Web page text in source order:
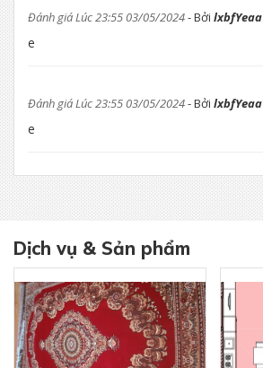
Đánh giá Lúc 23:55 03/05/2024- Bởi lxbfYeaa
e
Đánh giá Lúc 23:55 03/05/2024- Bởi lxbfYeaa
e
Dịch vụ & Sản phẩm